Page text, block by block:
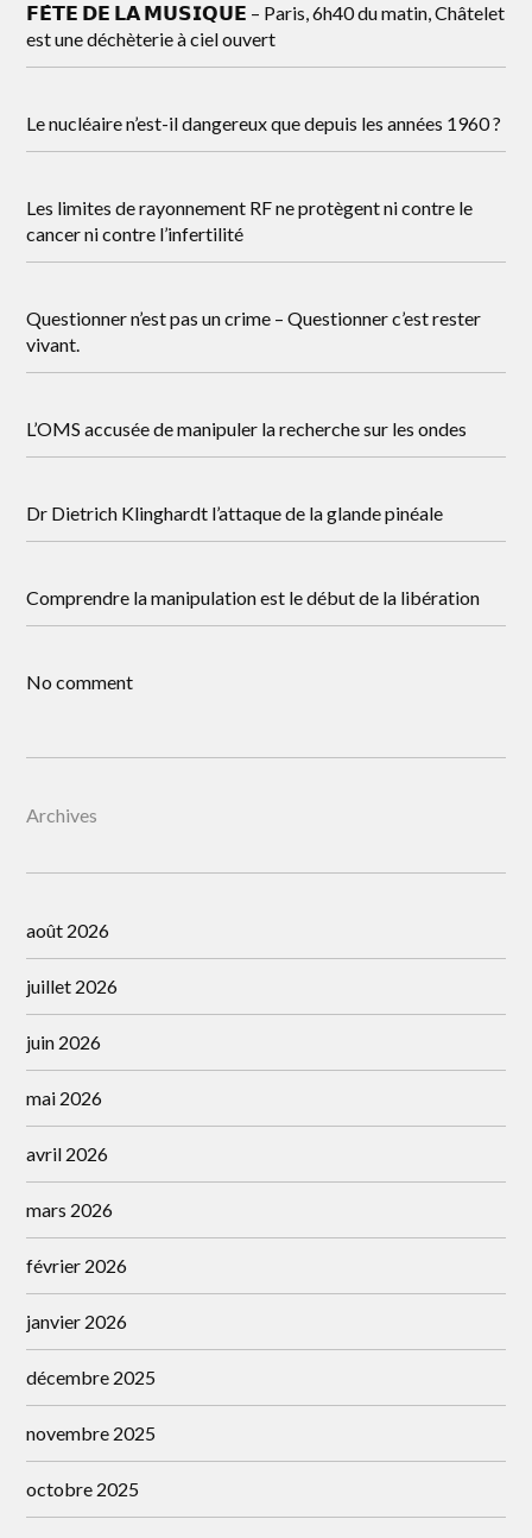
𝗙𝗘̂𝗧𝗘 𝗗𝗘 𝗟𝗔 𝗠𝗨𝗦𝗜𝗤𝗨𝗘 – Paris, 6h40 du matin, Châtelet
est une déchèterie à ciel ouvert
Le nucléaire n’est-il dangereux que depuis les années 1960 ?
Les limites de rayonnement RF ne protègent ni contre le
cancer ni contre l’infertilité
Questionner n’est pas un crime – Questionner c’est rester
vivant.
L’OMS accusée de manipuler la recherche sur les ondes
Dr Dietrich Klinghardt l’attaque de la glande pinéale
Comprendre la manipulation est le début de la libération
No comment
Archives
août 2026
juillet 2026
juin 2026
mai 2026
avril 2026
mars 2026
février 2026
janvier 2026
décembre 2025
novembre 2025
octobre 2025